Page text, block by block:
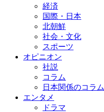
経済
国際・日本
北朝鮮
社会・文化
スポーツ
オピニオン
社説
コラム
日本関係のコラム
エンタメ
ドラマ